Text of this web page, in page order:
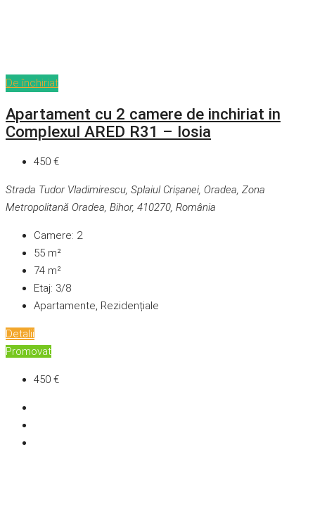
De închiriat
Apartament cu 2 camere de inchiriat in
Complexul ARED R31 – Iosia
450 €
Strada Tudor Vladimirescu, Splaiul Crișanei, Oradea, Zona
Metropolitană Oradea, Bihor, 410270, România
Camere: 2
55 m²
74 m²
Etaj: 3/8
Apartamente, Rezidențiale
Detalii
Promovat
450 €